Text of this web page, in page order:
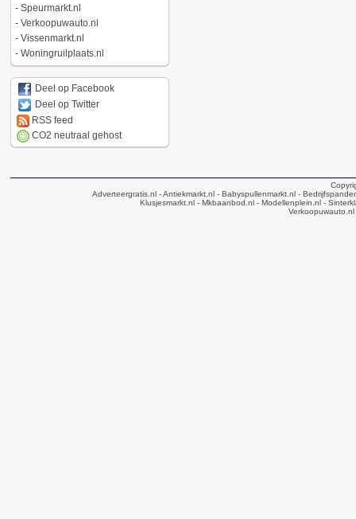
- Speurmarkt.nl
- Verkoopuwauto.nl
- Vissenmarkt.nl
- Woningruilplaats.nl
Deel op Facebook
Deel op Twitter
RSS feed
CO2 neutraal gehost
Adverteergratis.nl- Antiekmarkt.nl- Babyspullenmarkt.nl-
Klusjesmarkt.nl- Mkbaanbod.nl- Modellenplein.nl-
Verkoopuwauto.nl